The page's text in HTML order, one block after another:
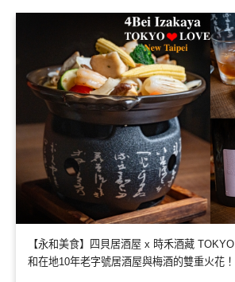
【永和美食】四貝居酒屋 x 時禾酒藏 TOKYO
和在地10年老字號居酒屋與梅酒的雙重火花！